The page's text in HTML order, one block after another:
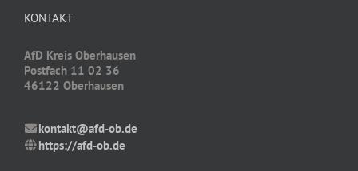
KONTAKT
AfD Kreis Oberhausen
Postfach 11 02 36
46122 Oberhausen
kontakt@afd-ob.de
https://afd-ob.de